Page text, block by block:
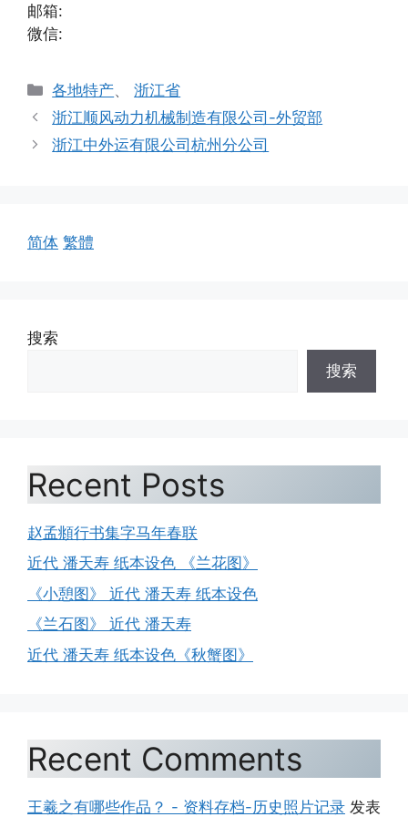
邮箱:
微信:
分
类
各地特产、浙江省
浙江顺风动力机械制造有限公司-外贸部
浙江中外运有限公司杭州分公司
简体 繁體
搜索
搜索
Recent Posts
赵孟頫行书集字马年春联
近代 潘天寿 纸本设色 《兰花图》
《小憩图》 近代 潘天寿 纸本设色
《兰石图》 近代 潘天寿
近代 潘天寿 纸本设色《秋蟹图》
Recent Comments
王羲之有哪些作品？ - 资料存档-历史照片记录 发表